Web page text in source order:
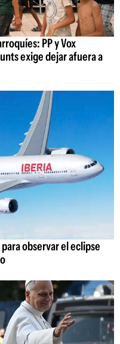
PP y Vox
exige dejar afuera a
observar el eclipse